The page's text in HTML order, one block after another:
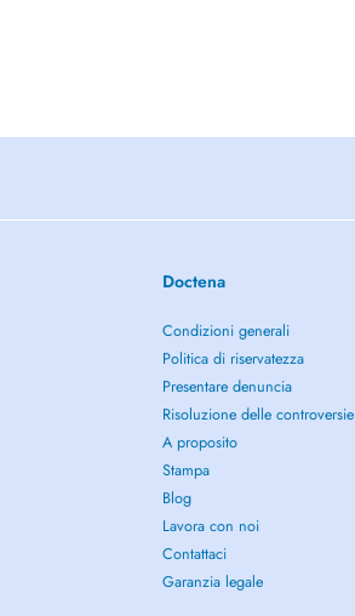
Doctena
Condizioni generali
Politica di riservatezza
Presentare denuncia
Risoluzione delle controversie
A proposito
Stampa
Blog
Lavora con noi
Contattaci
Garanzia legale